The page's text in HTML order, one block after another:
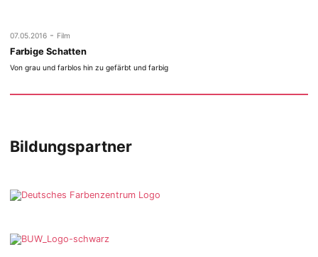
07.05.2016 - Film
Farbige Schatten
Von grau und farblos hin zu gefärbt und farbig
Bildungspartner